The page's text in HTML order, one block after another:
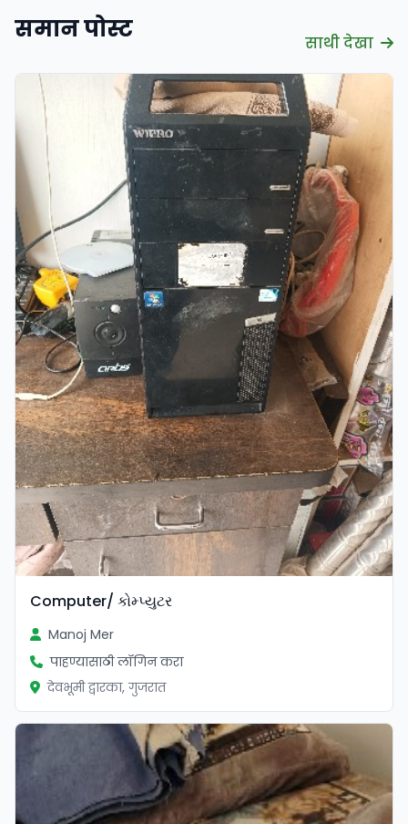
समान पोस्ट साथी देखा
Computer/ કોમ્પ્યુટર
Manoj Mer
पाहण्यासाठी लॉगिन करा
देवभूमी द्वारका, गुजरात